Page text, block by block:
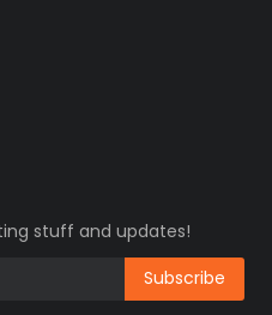
stuff and updates!